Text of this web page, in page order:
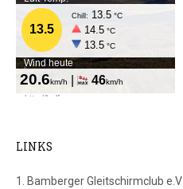
LINKS
1. Bamberger Gleitschirmclub e.V